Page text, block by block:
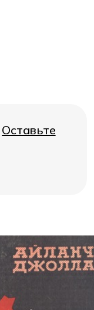
Оставьте